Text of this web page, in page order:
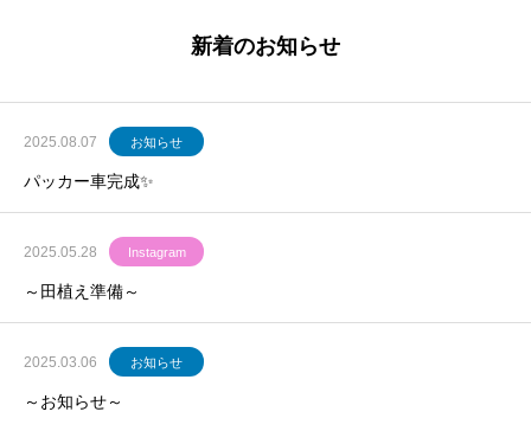
新着のお知らせ
2025.08.07 お知らせ
パッカー車完成✨
2025.05.28 Instagram
～田植え準備～
2025.03.06 お知らせ
～お知らせ～